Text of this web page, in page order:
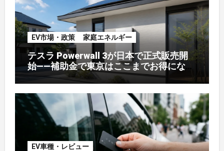
EV市場・政策 家庭エネルギー
テスラ Powerwall 3が日本で正式販売開
始——補助金で東京はここまでお得になる
【2026年8月最新】
EV車種・レビュー